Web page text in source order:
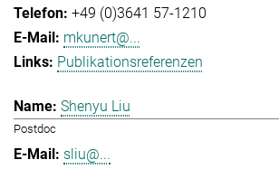
+49 (0)3641 57-1210
mkunert@...
Publikationsreferenzen
Shenyu Liu
Postdoc
sliu@...